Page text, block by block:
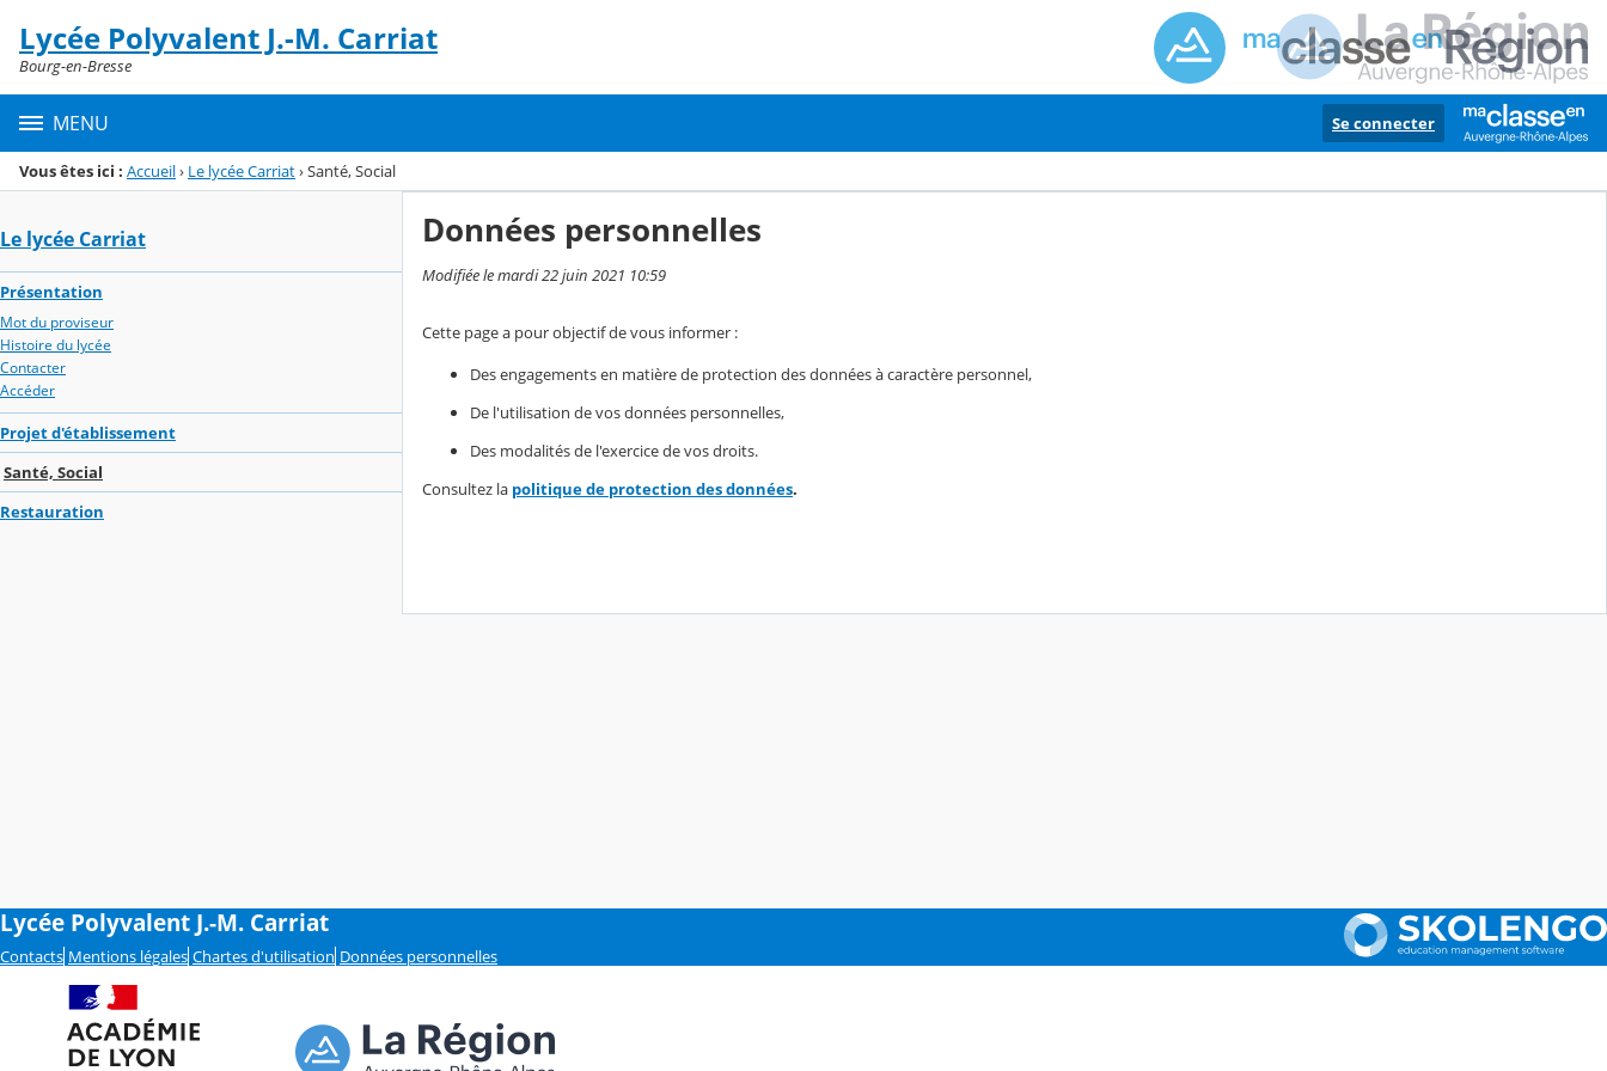
Menu de la rubrique
Contenu
Lycée Polyvalent J.-M. Carriat
Bourg-en-Bresse
MENU Se connecter
Vous êtes ici : Accueil› Le lycée Carriat›Santé, Social
Le lycée Carriat
Présentation
Mot du proviseur
Histoire du lycée
Contacter
Accéder
Projet d'établissement
Santé, Social
Restauration
Données personnelles
Modifiée le mardi 22 juin 2021 10:59
Cette page a pour objectif de vous informer :
Des engagements en matière de protection des données à caractère personnel,
De l'utilisation de vos données personnelles,
Des modalités de l'exercice de vos droits.
Consultez la politique de protection des données.
Lycée Polyvalent J.-M. Carriat
Contacts Mentions légales Chartes d'utilisation Données personnelles